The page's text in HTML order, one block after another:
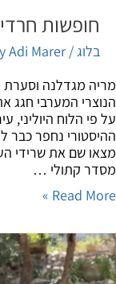
חופשות
בלוג/ By
Adi Marer
מגדלנה וסערת
המערבי חגג את
הלוח היוליני,
נחפר כבר
שם את שרידי העיר
קתולי …
Read